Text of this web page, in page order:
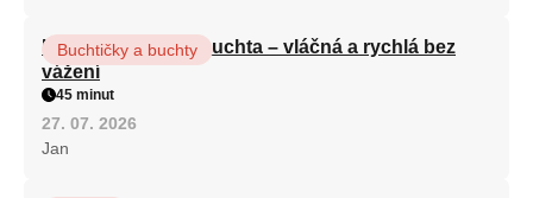
Hrnková maková buchta – vláčná a rychlá bez
vážení
Buchtičky a buchty
45 minut
27. 07. 2026
Jan